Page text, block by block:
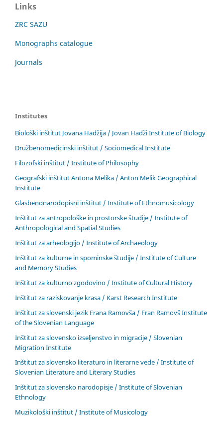
Links
ZRC SAZU
Monographs catalogue
Journals
Institutes
Biološki inštitut Jovana Hadžija / Jovan Hadži Institute of Biology
Družbenomedicinski inštitut / Sociomedical Institute
Filozofski inštitut / Institute of Philosophy
Geografski inštitut Antona Melika / Anton Melik Geographical
Institute
Glasbenonarodopisni inštitut / Institute of Ethnomusicology
Inštitut za antropološke in prostorske študije / Institute of
Anthropological and Spatial Studies
Inštitut za arheologijo / Institute of Archaeology
Inštitut za kulturne in spominske študije / Institute of Culture
and Memory Studies
Inštitut za kulturno zgodovino / Institute of Cultural History
Inštitut za raziskovanje krasa / Karst Research Institute
Inštitut za slovenski jezik Frana Ramovša / Fran Ramovš Institute
of the Slovenian Language
Inštitut za slovensko izseljenstvo in migracije / Slovenian
Migration Institute
Inštitut za slovensko literaturo in literarne vede / Institute of
Slovenian Literature and Literary Studies
Inštitut za slovensko narodopisje / Institute of Slovenian
Ethnology
Muzikološki inštitut / Institute of Musicology